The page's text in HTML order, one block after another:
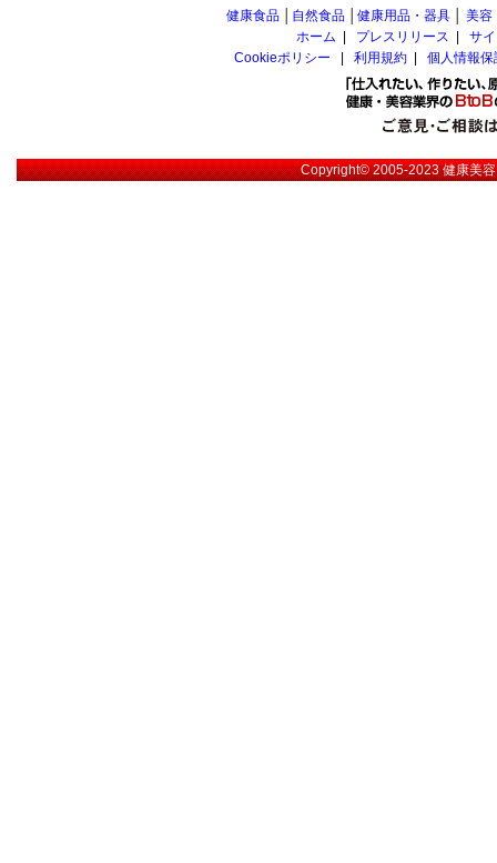
健康食品 自然食品 健康用品・器具 美容
ホーム
プレスリリース
サ
Cookieポリシー
利用規約 個人情報
Copyright© 2005-2023健康美